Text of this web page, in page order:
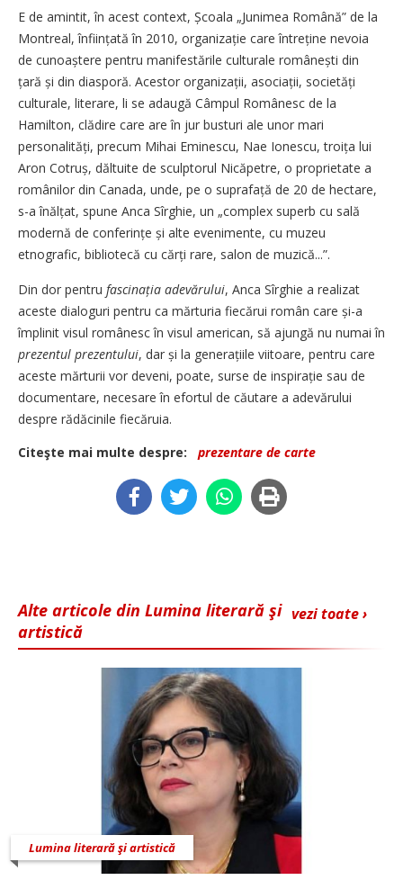
E de amintit, în acest context, Școala „Junimea Română” de la
Montreal, înființată în 2010, organizație care întreține nevoia
de cunoaștere pentru manifestările culturale românești din
țară și din diasporă. Acestor organizații, asociații, societăți
culturale, literare, li se adaugă Câmpul Românesc de la
Hamilton, clădire care are în jur busturi ale unor mari
personalități, precum Mihai Eminescu, Nae Ionescu, troița lui
Aron Cotruș, dăltuite de sculptorul Nicăpetre, o proprietate a
românilor din Canada, unde, pe o suprafață de 20 de hectare,
s-a înălțat, spune Anca Sîrghie, un „complex superb cu sală
modernă de conferințe și alte evenimente, cu muzeu
etnografic, bibliotecă cu cărți rare, salon de muzică...”.
Din dor pentru fascinația adevărului, Anca Sîrghie a realizat
aceste dialoguri pentru ca mărturia fiecărui român care și-a
împlinit visul românesc în visul american, să ajungă nu numai în
prezentul prezentului, dar și la generațiile viitoare, pentru care
aceste mărturii vor deveni, poate, surse de inspirație sau de
documentare, necesare în efortul de căutare a adevărului
despre rădăcinile fiecăruia.
Citeşte mai multe despre:
prezentare de carte
vezi toate ›
Alte articole din Lumina literară şi
artistică
Lumina literară şi artistică